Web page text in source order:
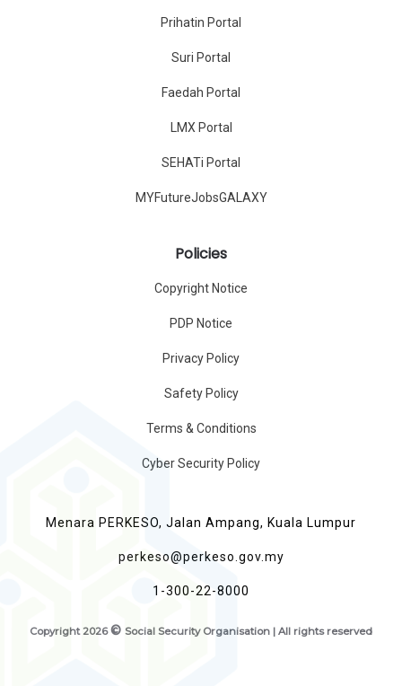
Prihatin Portal
Suri Portal
Faedah Portal
LMX Portal
SEHATi Portal
MYFutureJobsGALAXY
Policies
Copyright Notice
PDP Notice
Privacy Policy
Safety Policy
Terms & Conditions
Cyber Security Policy
Menara PERKESO, Jalan Ampang, Kuala Lumpur
perkeso@perkeso.gov.my
1-300-22-8000
Copyright 2026 © Social Security Organisation | All rights reserved